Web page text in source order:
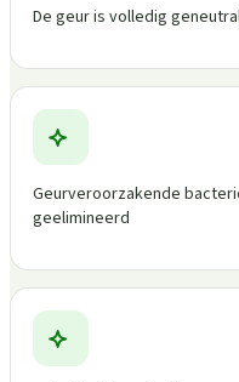
De geur is volledig
Geurveroorzakende
geelimineerd